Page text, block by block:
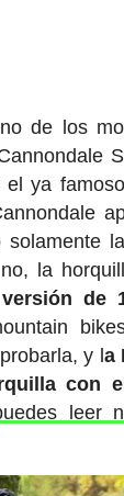
de los
ya
la
de
y l a
con
leer